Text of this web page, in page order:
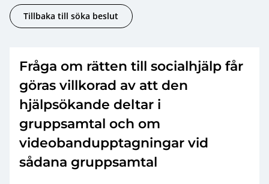
Tillbaka till söka beslut
Fråga om rätten till socialhjälp får
göras villkorad av att den
hjälpsökande deltar i
gruppsamtal och om
videobandupptagningar vid
sådana gruppsamtal